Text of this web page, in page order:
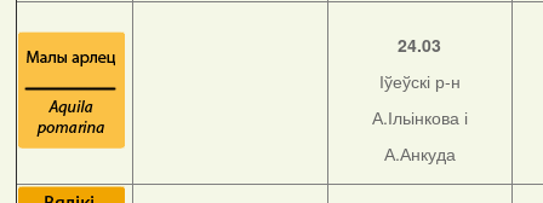
24.03
Іўеўскі р-н
А.Ільінкова і
А.Анкуда